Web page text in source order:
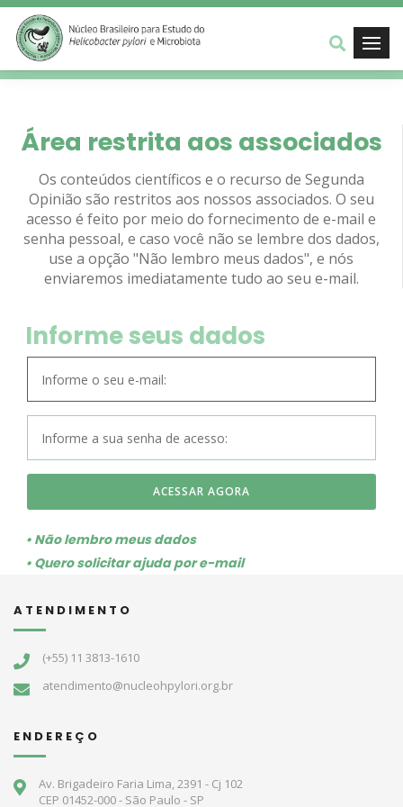
Área restrita aos associados
Os conteúdos científicos e o recurso de Segunda
Opinião são restritos aos nossos associados. O seu
acesso é feito por meio do fornecimento de e-mail e
senha pessoal, e caso você não se lembre dos dados,
use a opção "Não lembro meus dados", e nós
enviaremos imediatamente tudo ao seu e-mail.
Informe seus dados
ACESSAR AGORA
• Não lembro meus dados
• Quero solicitar ajuda por e-mail
ATENDIMENTO
(+55) 11 3813-1610
atendimento@nucleohpylori.org.br
ENDEREÇO
Av. Brigadeiro Faria Lima, 2391 - Cj 102
CEP 01452-000 - São Paulo - SP